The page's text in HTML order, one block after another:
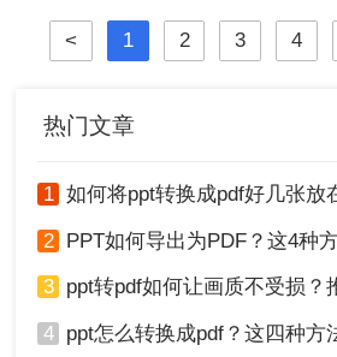
特点，因此非常适合用于保存和共享
PPT内容。本文将详细介绍PPT如何
建议。
< 1 2 3 4
热门文章
1 如何将ppt转换成pdf好几张放在一页？分享
2 PPT如何导出为PDF？这4种方法简单
3 ppt转pdf如何让画质不受损？推荐这
4 ppt怎么转换成pdf？这四种方法，